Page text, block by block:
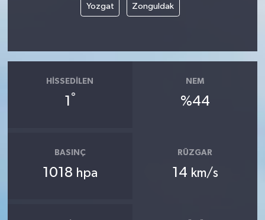
Yozgat Zonguldak
HISSEDILEN
1 °
NEM
%44
BASINÇ
1018 hpa
RÜZGAR
14 km/s